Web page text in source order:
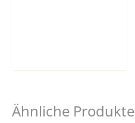
Ähnliche Produkte